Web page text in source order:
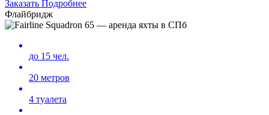
Заказать Подробнее
Флайбридж
до 15 чел.
20 метров
4 туалета